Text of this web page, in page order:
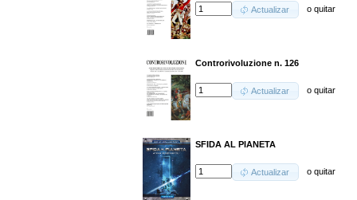
Actualizar oquitar
Controrivoluzione n. 126
Actualizar oquitar
SFIDA AL PIANETA
Actualizar oquitar